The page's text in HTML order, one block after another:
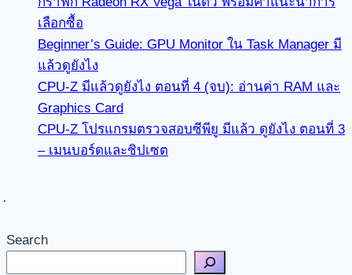
เลือกซื้อ
Beginner’s Guide: GPU Monitor ใน Task Manager มี
แล้วดูยังไง
CPU-Z มีแล้วดูยังไง ตอนที่ 4 (จบ): อ่านค่า RAM และ
Graphics Card
CPU-Z โปรแกรมตรวจสอบซีพียู มีแล้ว ดูยังไง ตอนที่ 3
– เมนบอร์ดและชิปเซต
Search